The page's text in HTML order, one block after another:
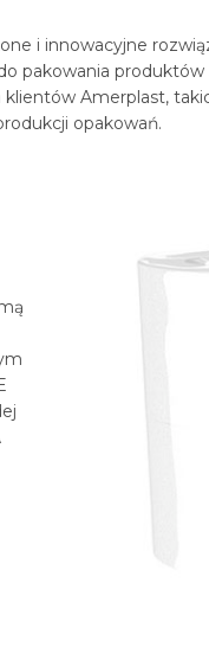
i innowacyjne
pakowania
Amerplast,
opakowań.